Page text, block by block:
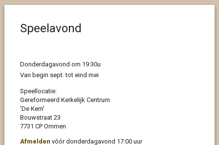
Speelavond
Donderdagavond om 19:30u
Van begin sept. tot eind mei
Speellocatie:
Gereformeerd Kerkelijk Centrum
'De Kern'
Bouwstraat 23
7731 CP Ommen
Afmelden vóór donderdagavond 17:00 uur